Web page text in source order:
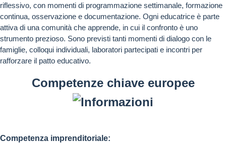
riflessivo, con momenti di programmazione settimanale, formazione
continua, osservazione e documentazione. Ogni educatrice è parte
attiva di una comunità che apprende, in cui il confronto è uno
strumento prezioso. Sono previsti tanti momenti di dialogo con le
famiglie, colloqui individuali, laboratori partecipati e incontri per
rafforzare il patto educativo.
Competenze chiave europee
Competenza imprenditoriale: